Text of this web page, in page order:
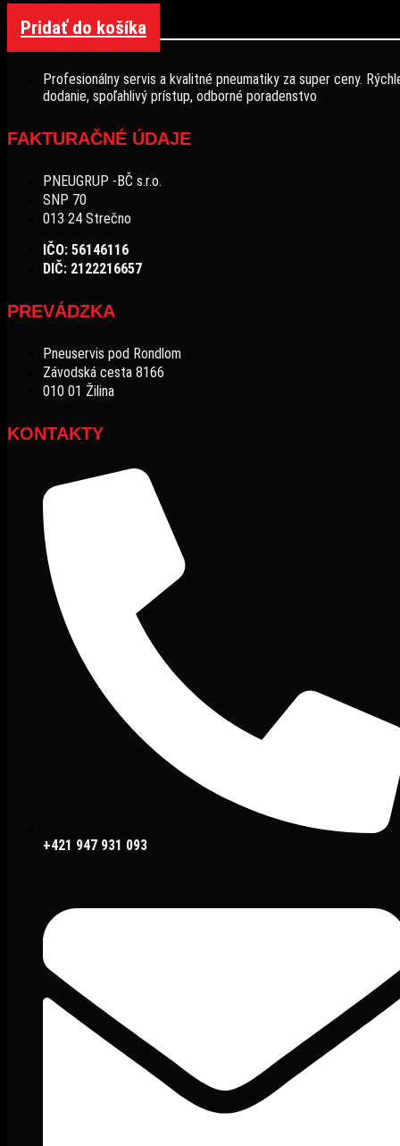
Pridať do košíka
Profesionálny servis a kvalitné pneumatiky za super ceny.
dodanie, spoľahlivý prístup, odborné poradenstvo
FAKTURAČNÉ ÚDAJE
PNEUGRUP -BČ s.r.o.
SNP 70
013 24 Strečno
IČO: 56146116
DIČ: 2122216657
PREVÁDZKA
Pneuservis pod Rondlom
Závodská cesta 8166
010 01 Žilina
KONTAKTY
+421 947 931 093